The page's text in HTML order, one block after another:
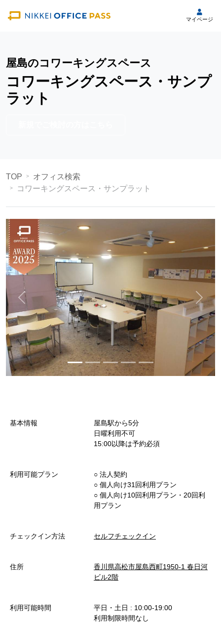
マイページ
屋島のコワーキングスペース
コワーキングスペース・サンプ
ラット
TOP
オフィス検索
コワーキングスペース・サンプラット
基本情報
屋島駅から5分
日曜利用不可
15:00以降は予約必須
利用可能プラン
○︎ 法人契約
○︎ 個人向け31回利用プラン
○︎ 個人向け10回利用プラン・20回利
用プラン
チェックイン方法 セルフチェックイン
住所
香川県高松市屋島西町1950-1 春日河
ビル2階
利用可能時間
平日・土日 : 10:00-19:00
利用制限時間なし